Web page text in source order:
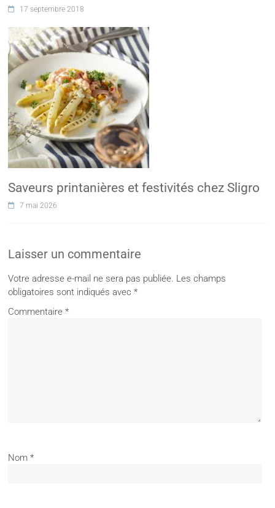
17 septembre 2018
Saveurs printanières et festivités chez Sligro
7 mai 2026
Laisser un commentaire
Votre adresse e-mail ne sera pas publiée. Les champs
obligatoires sont indiqués avec*
Commentaire*
Nom*